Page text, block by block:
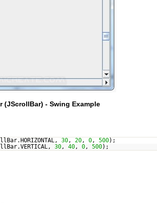
(JScrollBar) - Swing Example
30, 20, 0, 500);
30, 40, 0, 500);